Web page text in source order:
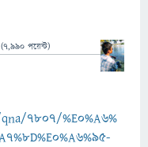
(7,990 পয়েন্ট)
7807/%E0%A6%